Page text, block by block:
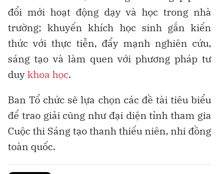
đổi mới hoạt động dạy và học trong nhà
trường; khuyến khích học sinh gắn kiến
thức với thực tiễn, đẩy mạnh nghiên cứu,
sáng tạo và làm quen với phương pháp tư
duykhoa học.
Ban Tổ chức sẽ lựa chọn các đề tài tiêu biểu
để trao giải cũng như đại diện tỉnh tham gia
Cuộc thi Sáng tạo thanh thiếu niên, nhi đồng
toàn quốc.